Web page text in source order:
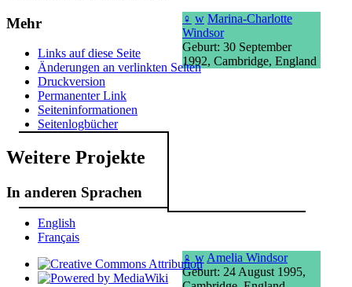
♀ w Marina-Charlotte
Windsor
Geburt: 30 September
1992, Cambridge, England
♀ w Amelia Windsor
Geburt: 24 August 1995,
Mehr
Links auf diese Seite
Änderungen an verlinkten Seiten
Druckversion
Permanenter Link
Seiten­­informationen
Seitenlogbücher
Weitere Projekte
In anderen Sprachen
English
Français